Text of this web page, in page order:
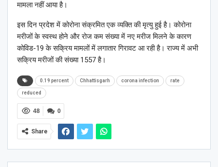
मामला नहीं आया है।
इस दिन प्रदेश में कोरोना संक्रमित एक व्यक्ति की मृत्यु हुई है। कोरोना
मरीजों के स्वस्थ होने और रोज कम संख्या में नए मरीज मिलने के कारण
कोविड-19 के सक्रिय मामलों में लगातार गिरावट आ रही है। राज्य में अभी
सक्रिय मरीजों की संख्या 1557 है।
0.19 percent Chhattisgarh corona infection rate
reduced
0
48
Share